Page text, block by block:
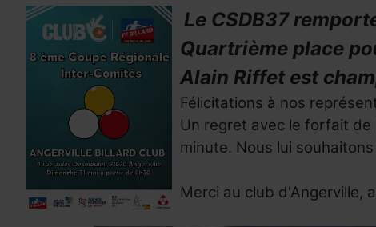
Le CSDB37
Quartrième place
Alain Riffet est
Félicitations à nos
Un regret avec le forfait de
minute. Nous lui
Merci au club d'Angerville,